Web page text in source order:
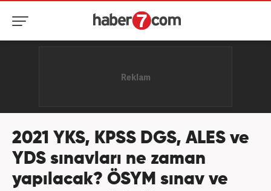
2021 YKS, KPSS DGS, ALES ve
YDS sınavları ne zaman
yapılacak? ÖSYM sınav ve